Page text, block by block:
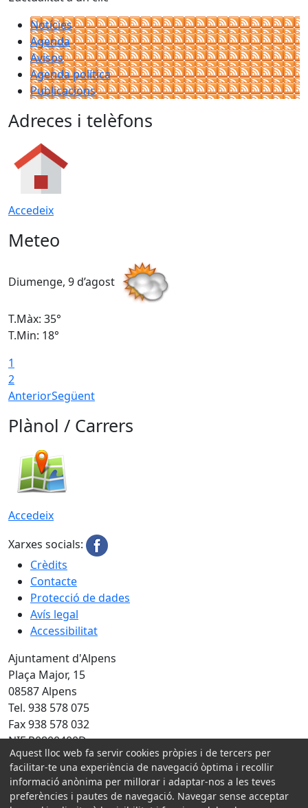
Notícies
Agenda
Avisos
Agenda política
Publicacions
Adreces i telèfons
Accedeix
Meteo
Diumenge, 9 d’agost
T.Màx: 35°
T.Min: 18°
1
2
AnteriorSegüent
Plànol / Carrers
Accedeix
Xarxes socials:
Crèdits
Contacte
Protecció de dades
Avís legal
Accessibilitat
Ajuntament d'Alpens
Plaça Major, 15
08587 Alpens
Tel. 938 578 075
Fax 938 578 032
NIF P0800400D
Amb la col·laboració de:
Aquest lloc web fa servir cookies pròpies i de tercers per
facilitar-te una experiència de navegació òptima i recollir
informació anònima per millorar i adaptar-nos a les teves
preferències i pautes de navegació. Navegar sense acceptar